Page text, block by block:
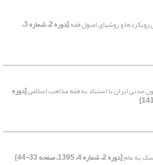
و روشهای اصول فقه [دوره 2، شماره 3،
[دوره
به عام[دوره 2، شماره 4، 1395، صفحه 33-44]